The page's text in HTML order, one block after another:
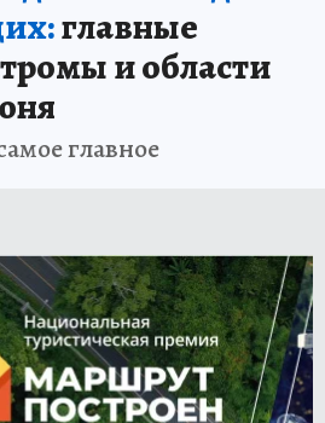
главные
и области
главное